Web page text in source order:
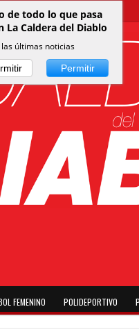
FEMENINO POLIDEPORTIVO
de todo lo que pasa
La Caldera del Diablo
últimas noticias
Permitir